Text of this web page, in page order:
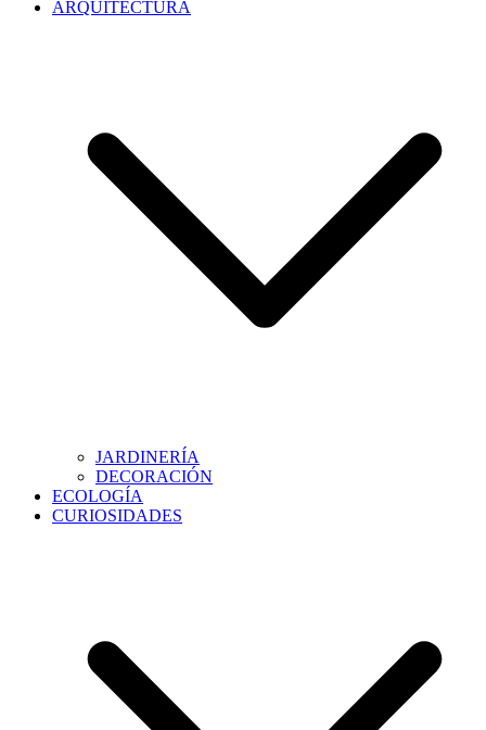
ARQUITECTURA
JARDINERÍA
DECORACIÓN
ECOLOGÍA
CURIOSIDADES